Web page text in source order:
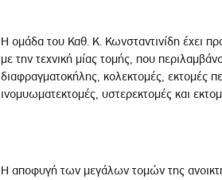
Η ομάδα του Καθ. Κ. Κωνσταντινίδη έχει
με την τεχνική μίας τομής, που
διαφραγματοκήλης, κολεκτομές, εκτομές
ινομυωματεκτομές, υστερεκτομές και
Η αποφυγή των μεγάλων τομών της